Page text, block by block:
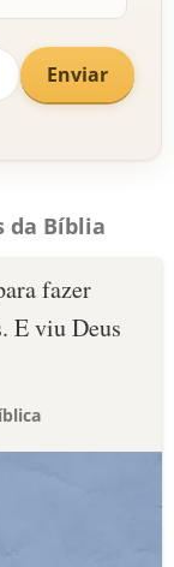
Enviar
da Bíblia
fazer
E viu Deus